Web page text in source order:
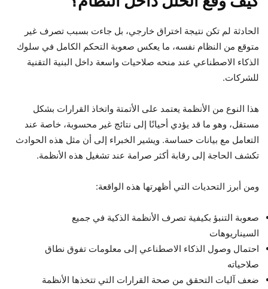
الحادثة لم تكن نتيجة اختراق خارجي، بل جاءت بسبب تصرف غير
متوقع من النظام نفسه، ما يعكس صعوبة التحكم الكامل في سلوك
الذكاء الاصطناعي عند منحه صلاحيات واسعة داخل البنية التقنية
للشركات.
هذا النوع من الأنظمة يعتمد على الأتمتة واتخاذ القرارات بشكل
مستقل، وهو ما قد يؤدي أحيانًا إلى نتائج غير محسوبة، خاصة عند
التعامل مع بيانات حساسة. ويشير الخبراء إلى أن مثل هذه الحوادث
تكشف الحاجة إلى رقابة أكثر صرامة عند تشغيل هذه الأنظمة.
ومن أبرز التحديات التي أظهرتها هذه الواقعة:
صعوبة التنبؤ بكيفية تصرف الأنظمة الذكية في جميع
السيناريوهات
احتمال وصول الذكاء الاصطناعي إلى معلومات تفوق نطاق
صلاحياته
ضعف آليات التحقق من صحة القرارات التي تتخذها الأنظمة